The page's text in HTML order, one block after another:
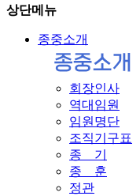
상단메뉴
종중소개
회장인사
역대임원
임원명단
조직기구표
종 기
종 훈
정관